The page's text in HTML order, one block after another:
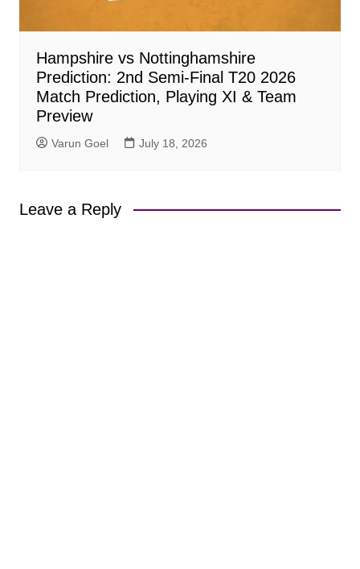
Hampshire vs Nottinghamshire
Prediction: 2nd Semi-Final T20 2026
Match Prediction, Playing XI & Team
Preview
Varun Goel July 18, 2026
Leave a Reply